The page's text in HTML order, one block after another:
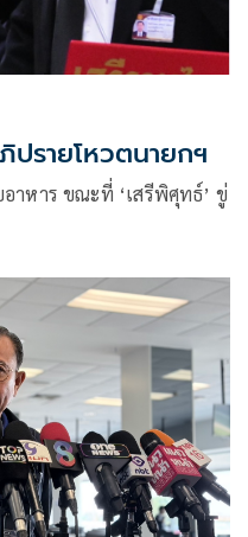
รายโหวตนายกฯ
อาหาร ขณะที่ ‘เสรีพิศุทธ์’ ขู่